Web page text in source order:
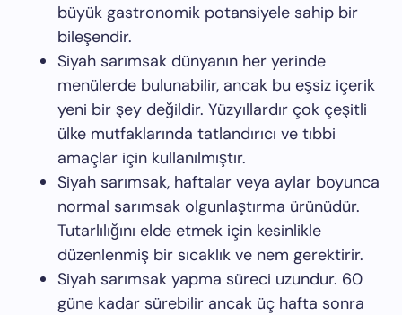
büyük gastronomik potansiyele sahip bir
bileşendir.
Siyah sarımsak dünyanın her yerinde
menülerde bulunabilir, ancak bu eşsiz içerik
yeni bir şey değildir. Yüzyıllardır çok çeşitli
ülke mutfaklarında tatlandırıcı ve tıbbi
amaçlar için kullanılmıştır.
Siyah sarımsak, haftalar veya aylar boyunca
normal sarımsak olgunlaştırma ürünüdür.
Tutarlılığını elde etmek için kesinlikle
düzenlenmiş bir sıcaklık ve nem gerektirir.
Siyah sarımsak yapma süreci uzundur. 60
güne kadar sürebilir ancak üç hafta sonra